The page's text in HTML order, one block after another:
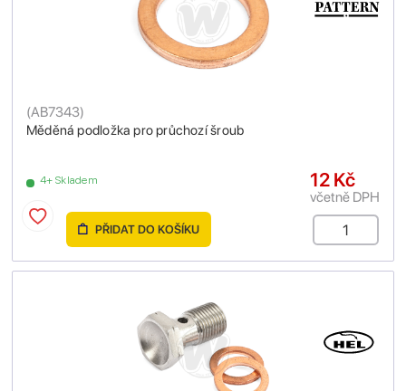
Měděná podložka pro průchozí šroub
(AB7343)
4+ Skladem 12 Kč
včetně DPH
PŘIDAT DO KOŠÍKU